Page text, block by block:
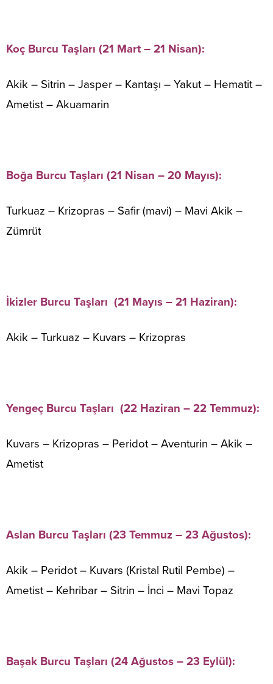
Koç Burcu Taşları (21 Mart – 21 Nisan):
Akik – Sitrin – Jasper – Kantaşı – Yakut – Hematit –
Ametist – Akuamarin
Boğa Burcu Taşları (21 Nisan – 20 Mayıs):
Turkuaz – Krizopras – Safir (mavi) – Mavi Akik –
Zümrüt
İkizler Burcu Taşları (21 Mayıs – 21 Haziran):
Akik – Turkuaz – Kuvars – Krizopras
Yengeç Burcu Taşları (22 Haziran – 22 Temmuz):
Kuvars – Krizopras – Peridot – Aventurin – Akik –
Ametist
Aslan Burcu Taşları (23 Temmuz – 23 Ağustos):
Akik – Peridot – Kuvars (Kristal Rutil Pembe) –
Ametist – Kehribar – Sitrin – İnci – Mavi Topaz
Başak Burcu Taşları (24 Ağustos – 23 Eylül):